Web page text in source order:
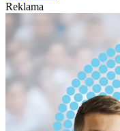
Reklama